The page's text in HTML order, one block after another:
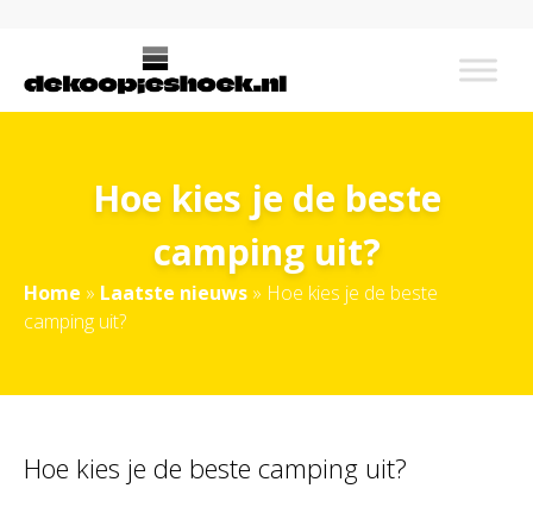
Hoe kies je de beste
camping uit?
Home » Laatste nieuws » Hoe kies je de beste
camping uit?
Hoe kies je de beste camping uit?